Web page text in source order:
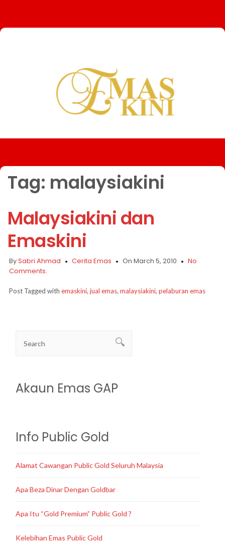
Tag: malaysiakini
Malaysiakini dan
Emaskini
BySabri Ahmad Cerita Emas On March 5, 2010
No
Comments.
Post Tagged with emaskini, jual emas, malaysiakini, pelaburan emas
Akaun Emas GAP
Info Public Gold
Alamat Cawangan Public Gold Seluruh Malaysia
Apa Beza Dinar Dengan Goldbar
Apa Itu “Gold Premium” Public Gold ?
Kelebihan Emas Public Gold